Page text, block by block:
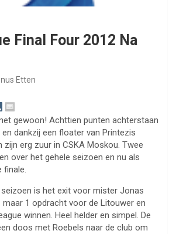
Final Four 2012 Na
Etten
gewoon! Achttien punten achterstaan
dankzij een floater van Printezis
zijn erg zuur in CSKA Moskou. Twee
over het gehele seizoen en nu als
finale.
is het exit voor mister Jonas
maar 1 opdracht voor de Litouwer en
winnen. Heel helder en simpel. De
doos met Roebels naar de club om